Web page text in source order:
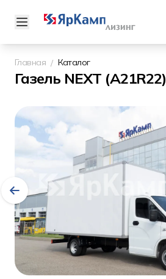
Главная Каталог
Газель NEXT (А21R22)